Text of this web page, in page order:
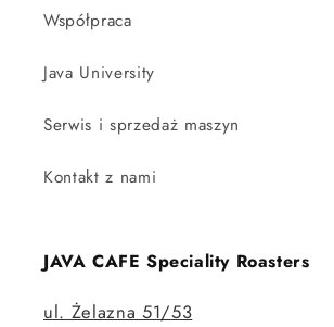
Współpraca
Java University
Serwis i sprzedaż maszyn
Kontakt z nami
JAVA CAFE Speciality Roasters
ul. Żelazna 51/53